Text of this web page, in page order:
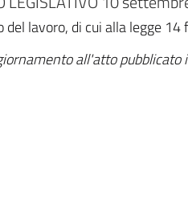
lavoro, di cui alla legge
all'atto